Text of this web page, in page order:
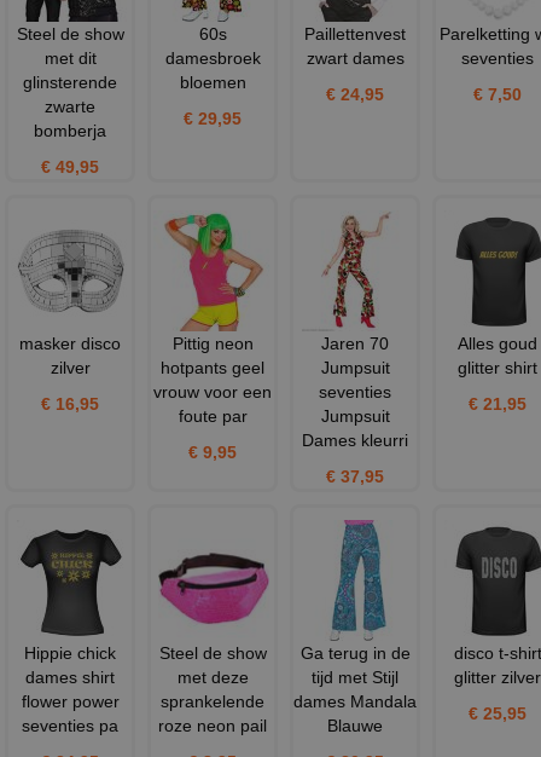
Steel de show
met dit
glinsterende
zwarte
bomberja
€ 49,95
60s
damesbroek
bloemen
€ 29,95
Paillettenvest
zwart dames
€ 24,95
Parelketting
seventies
€ 7,50
masker disco
zilver
€ 16,95
Pittig neon
hotpants geel
vrouw voor een
foute par
€ 9,95
Jaren 70
Jumpsuit
seventies
Jumpsuit
Dames kleurri
€ 37,95
Alles goud
glitter shirt
€ 21,95
Hippie chick
dames shirt
flower power
seventies pa
Steel de show
met deze
sprankelende
roze neon pail
Ga terug in de
tijd met Stijl
dames Mandala
Blauwe
disco t-shirt
glitter zilver
€ 25,95